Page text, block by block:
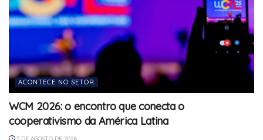
ACONTECE NO SETOR
WCM 2026: o encontro que conecta o
cooperativismo da América Latina